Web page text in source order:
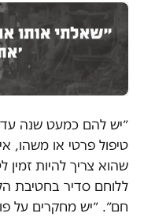
״יש להם כמעט שנה עד
טיפול פרטי או משהו,
שהוא צריך להיות
ללוחם סדיר בחטיבת
חם״. ״יש מחקרים על